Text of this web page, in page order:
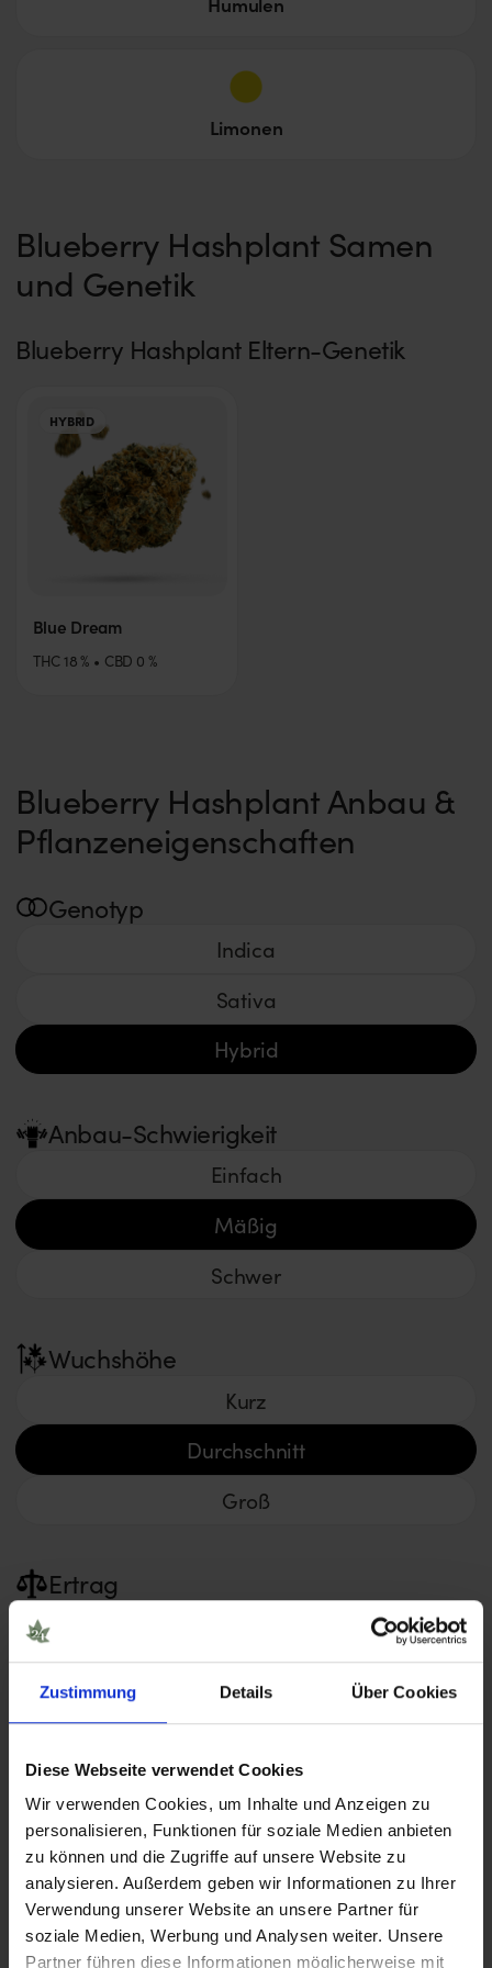
Zustimmung Details Über Cookies
Diese Webseite verwendet Cookies
Wir verwenden Cookies, um Inhalte und Anzeigen zu
personalisieren, Funktionen für soziale Medien anbieten
zu können und die Zugriffe auf unsere Website zu
analysieren. Außerdem geben wir Informationen zu Ihrer
Verwendung unserer Website an unsere Partner für
soziale Medien, Werbung und Analysen weiter. Unsere
Partner führen diese Informationen möglicherweise mit
Limonen
Blueberry Hashplant Samen
und Genetik
Blueberry Hashplant Eltern-Genetik
HYBRID
Blue Dream
THC 18 % CBD 0 %
Blueberry Hashplant Anbau &
Pflanzeneigenschaften
Genotyp
Indica
Sativa
Hybrid
Anbau-Schwierigkeit
Einfach
Mäßig
Schwer
Wuchshöhe
Kurz
Durchschnitt
Groß
Ertrag
Hoch
Sehr hoch
Blütezeit
< 8 Wochen
8 – 10 Wochen